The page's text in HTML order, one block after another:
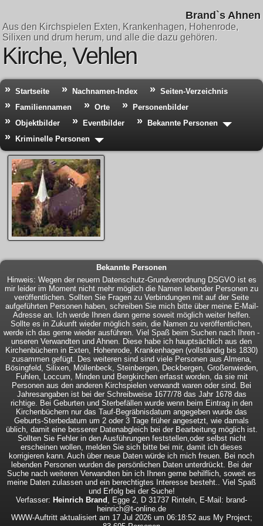
Brand`s Ahnen
Aus den Kirchspielen Exten, Krankenhagen, Hohenrode,
Silixen und drum herum, und alle die dazu gehören.
Kirche, Vehlen
Startseite Nachnamen-Index
Seiten-Verzeichnis
Familiennamen
Orte
Personenbilder
Objektbilder
Eventbilder
Bekannte Personen
Kriminelle Personen
Bekannte Personen
Hinweis: Wegen der neuern Datenschutz-Grundverordnung DSGVO ist es
mir leider im Moment nicht mehr möglich die Namen lebender Personen zu
veröffentlichen. Sollten Sie Fragen zu Verbindungen mit auf der Seite
aufgeführten Personen haben, schreiben Sie mich bitte über meine E-Mail-
Adresse an. Ich werde Ihnen dann gerne soweit möglich weiter helfen.
Sollte es in Zukunft wieder möglich sein, die Namen zu veröffentlichen,
werde ich das gerne wieder ausführen. Viel Spaß beim Suchen nach Ihren -
unseren Verwandten und Ahnen. Diese habe ich hauptsächlich aus den
Kirchenbüchern in Exten, Hohenrode, Krankenhagen (vollständig bis 1830)
zusammen gefügt. Des weiteren sind sind viele Personen aus Almena,
Bösingfeld, Silixen, Möllenbeck, Steinbergen, Deckbergen, Großenwieden,
Fuhlen, Loccum, Minden und Bergkirchen erfasst worden, da sie mit
Personen aus den anderen Kirchspielen verwandt waren oder sind. Bei
Jahresangaben ist bei der Schreibweise 1677/78 das Jahr 1678 das
richtige. Bei Geburten und Sterbefällen wurde wenn beim Eintrag in den
Kirchenbüchern nur das Tauf-Begräbnisdatum angegeben wurde das
Geburts-Sterbedatum um 2 oder 3 Tage früher angesetzt, wie damals
üblich, damit eine besserer Datenabgleich bei der Bearbeitung möglich ist.
Sollten Sie Fehler in den Ausführungen feststellen,oder selbst nicht
erscheinen wollen, melden Sie sich bitte bei mir, damit ich dieses
korrigieren kann. Auch über neue Daten würde ich mich freuen. Bei noch
lebenden Personen wurden die persönlichen Daten unterdrückt. Bei der
Suche nach weiteren Verwandten bin ich Ihnen gerne behilflich, soweit es
meine Daten zulassen und ein berechtigtes Interesse besteht.. Viel Spaß
und Erfolg bei der Suche!
Verfasser: Heinrich Brand , Egge 2, D 31737 Rinteln, E-Mail: brand-
heinrich@t-online.de
WWW-Auftritt aktualisiert am 17 Jul 2026 um 06:18:52 aus My Project;